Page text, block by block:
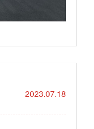
2023.07.18